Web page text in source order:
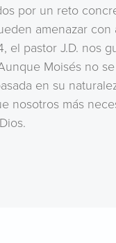
por un reto
amenazar
el pastor J.D. nos
Moisés no
en su
nosotros más